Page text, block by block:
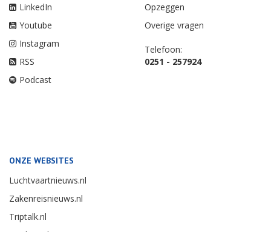
LinkedIn
Youtube
Instagram
RSS
Podcast
Opzeggen
Overige vragen
Telefoon:
0251 - 257924
ONZE WEBSITES
Luchtvaartnieuws.nl
Zakenreisnieuws.nl
Triptalk.nl